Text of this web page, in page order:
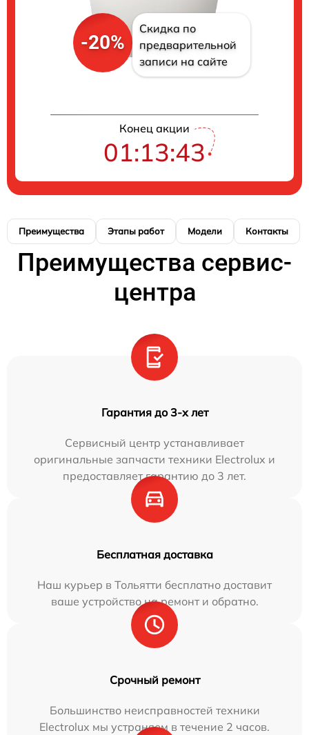
-20%
Скидка по
предварительной
записи на сайте
Конец акции
01:13:42
Преимущества Этапы работ Модели Контакты
Преимущества сервис-
центра
Гарантия до 3-х лет
Сервисный центр устанавливает
оригинальные запчасти техники Electrolux и
предоставляет гарантию до 3 лет.
Бесплатная доставка
Наш курьер в Тольятти бесплатно доставит
ваше устройство на ремонт и обратно.
Срочный ремонт
Большинство неисправностей техники
Electrolux мы устраняем в течение 2 часов.